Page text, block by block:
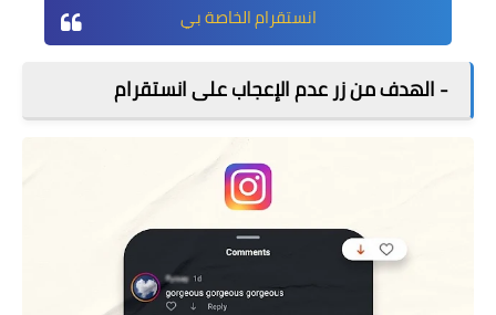
انستقرام الخاصة بي
- الهدف من زر عدم الإعجاب على انستقرام